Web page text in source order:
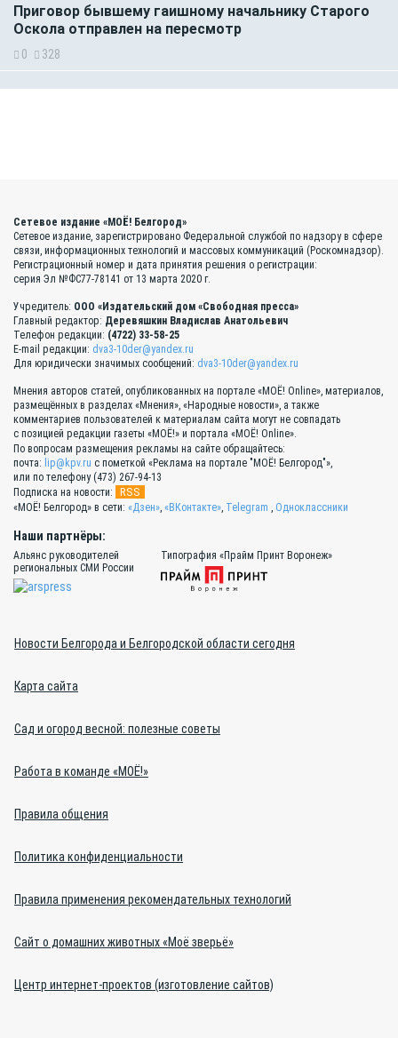
Приговор бывшему гаишному начальнику Старого
Оскола отправлен на пересмотр
0 328
Сетевое издание «МОЁ! Белгород»
Сетевое издание, зарегистрировано Федеральной службой по надзору в сфере
связи, информационных технологий и массовых коммуникаций (Роскомнадзор).
Регистрационный номер и дата принятия решения о регистрации:
серия Эл №ФС77-78141 от 13 марта 2020 г.
Учредитель: ООО «Издательский дом «Свободная пресса»
Главный редактор: Деревяшкин Владислав Анатольевич
Телефон редакции: (4722) 33-58-25
E-mail редакции: dva3-10der@yandex.ru
Для юридически значимых сообщений: dva3-10der@yandex.ru
Мнения авторов статей, опубликованных на портале «МОЁ! Online», материалов,
размещённых в разделах «Мнения», «Народные новости», а также
комментариев пользователей к материалам сайта могут не совпадать
с позицией редакции газеты «МОЁ!» и портала «МОЁ! Online».
По вопросам размещения рекламы на сайте обращайтесь:
почта: lip@kpv.ru с пометкой «Реклама на портале "МОЁ! Белгород"»,
или по телефону (473) 267-94-13
Подписка на новости:
RSS
«МОЁ! Белгород» в сети: «Дзен», «ВКонтакте», Telegram , Одноклассники
Наши партнёры:
Альянс руководителей
региональных СМИ России
Типография «Прайм Принт Воронеж»
Новости Белгорода и Белгородской области сегодня
Карта сайта
Сад и огород весной: полезные советы
Работа в команде «МОЁ!»
Правила общения
Политика конфиденциальности
Правила применения рекомендательных технологий
Сайт о домашних животных «Моё зверьё»
Центр интернет-проектов (изготовление сайтов)